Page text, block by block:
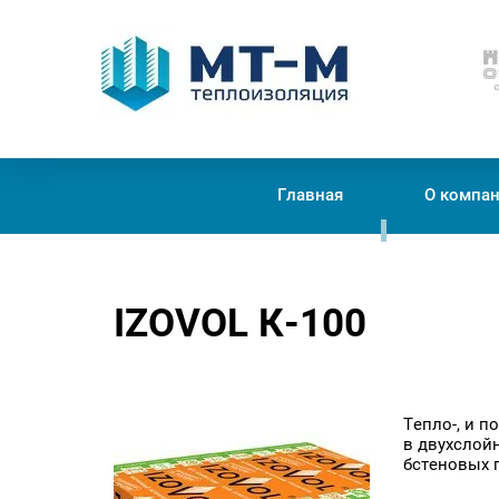
Теплоизоляция
Главная О
IZOVOL К-100
Тепло-, и
в
бстеновых